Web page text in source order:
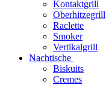
Kontaktgrill
Oberhitzegrill
Raclette
Smoker
Vertikalgrill
Nachtische
Biskuits
Cremes